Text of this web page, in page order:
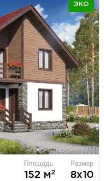
ЭКО
Площадь
152 м2
Размер
8х10